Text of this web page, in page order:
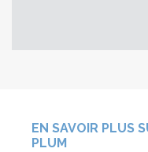
EN SAVOIR PLUS
PLUM